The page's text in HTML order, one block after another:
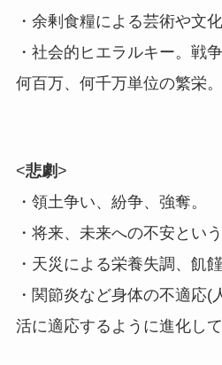
・余剰食糧による芸術や文化
・社会的ヒエラルキー。戦
何百万、何千万単位の繁栄。
<悲劇 >
・領土争い、紛争、強奪。
・将来、未来への不安という
・天災による栄養失調、飢饉
・関節炎など身体の不適応(
活に適応するように進化して